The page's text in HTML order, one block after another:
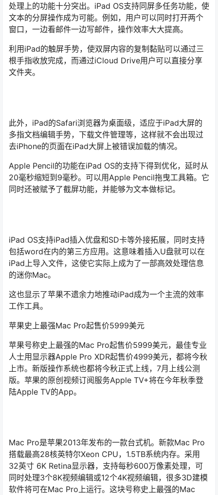
处理上的功能十分突出。iPad OS支持同屏多任务功能，使
文本的分屏操作成为可能。例如，用户可以同时打开两个
窗口，一边看邮件一边写邮件，操作效率大大提高。
利用iPad的触屏手势，使双屏内容的复制黏贴可以通过三
根手指收放完成，而通过iCloud Drive用户可以直接分享
文件夹。
此外，iPad的Safari浏览器为桌面级，适应于iPad大屏的
多指文档编辑手势，下载文件管理等，这样就不会出现过
去iPhone的页面在iPad大屏上被错误加载的情况。
Apple Pencil的功能在iPad OS的支持下得到优化，延时从
20毫秒缩短到9毫秒。可以用Apple Pencil拖曳工具箱。它
同时还被赋予了截屏功能，并能够为文本做标记。
iPad OS支持iPad插入优盘和SD卡等外接拓展，同时支持
包括word在内的第三方应用。这意味着插入U盘就可以在
iPad上导入文件，这使它实际上成为了一部高效处理信息
的迷你Mac。
这也显示了苹果不遗余力地推动iPad成为一个主流的效率
工作工具。
苹果史上最强Mac Pro起售价5999美元
苹果号称史上最强的Mac Pro起售价5999美元，最佳专业
人士用显示器Apple Pro XDR起售价4999美元，都将今秋
上市。新版操作系统也都将今秋正式上线，7月上线公测
版。苹果的原创视频订阅服务Apple TV+将在今年秋季登
陆Apple TV的App。
Mac Pro是苹果2013年发布的一款台式机。新款Mac Pro
搭载最高28核英特尔Xeon CPU，1.5TB系统内存。采用
32英寸 6K Retina显示器，支持每秒600万像素处理，可
同时处理3个8K视频编辑或12个4K视频编辑，很多3D建模
软件将可在Mac Pro上运行。这块号称史上最强的Mac